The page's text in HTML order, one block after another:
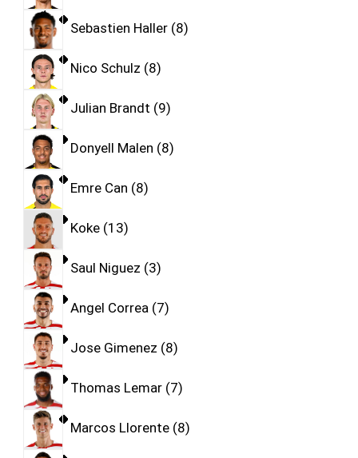
Sebastien Haller 8
Nico Schulz 8
Julian Brandt 9
Donyell Malen 8
Emre Can 8
Koke 13
Saul Niguez 3
Angel Correa 7
Jose Gimenez 8
Thomas Lemar 7
Marcos Llorente 8